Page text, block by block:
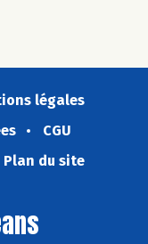
légales
CGU
Plan du site